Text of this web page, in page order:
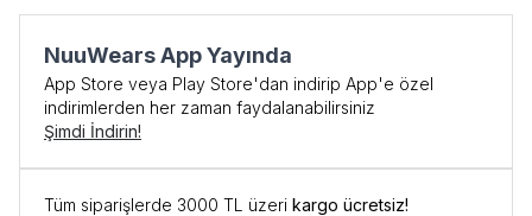
NuuWears App Yayında
App Store veya Play Store'dan indirip App'e özel
indirimlerden her zaman faydalanabilirsiniz
Şimdi İndirin!
Tüm siparişlerde 3000 TL üzeri kargo ücretsiz!